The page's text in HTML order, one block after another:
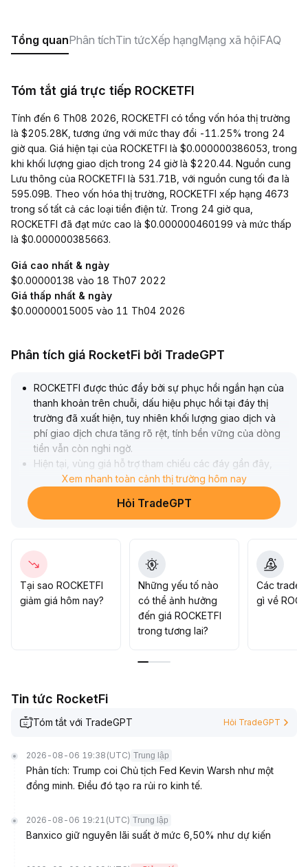
Tổng quanPhân tíchTin tứcXếp hạngMạng xã hộiFAQ
Tóm tắt giá trực tiếp ROCKETFI
Tính đến 6 Th08 2026, ROCKETFI có tổng vốn hóa thị trường
là $205.28K, tương ứng với mức thay đổi -11.25% trong 24
giờ qua. Giá hiện tại của ROCKETFI là $0.000000386053, trong
khi khối lượng giao dịch trong 24 giờ là $220.44. Nguồn cung
Lưu thông của ROCKETFI là 531.71B, với nguồn cung tối đa là
595.09B. Theo vốn hóa thị trường, ROCKETFI xếp hạng 4673
trong số tất cả các loại tiền điện tử. Trong 24 giờ qua,
ROCKETFI đã đạt mức cao là $0.000000460199 và mức thấp
là $0.000000385663.
Giá cao nhất & ngày
$0.00000138 vào 18 Th07 2022
Giá thấp nhất & ngày
$0.00000015005 vào 11 Th04 2026
Phân tích giá RocketFi bởi TradeGPT
ROCKETFI được thúc đẩy bởi sự phục hồi ngắn hạn của
thanh khoản trên chuỗi, dấu hiệu phục hồi tại đáy thị
trường đã xuất hiện, tuy nhiên khối lượng giao dịch và
phí giao dịch chưa tăng rõ rệt, tính bền vững của dòng
tiền vẫn còn nghi ngờ.
Hiện tại, vùng giá hỗ trợ tham chiếu các đáy gần đây,
mức phục hồi bị giới hạn bởi dòng tiền tăng thêm cũng
như xác nhận chu kỳ vĩ mô
Nhà đầu tư ngắn hạn nên chú ý đến sự gia tăng khối
Với danh mục trung và dài hạn, nên đợi khi hoạt động và
mức phí cùng hồi phục rồi mới tham gia
Xem nhanh toàn cảnh thị trường hôm nay
Hỏi TradeGPT
Tại sao ROCKETFI
giảm giá hôm nay?
Những yếu tố nào
có thể ảnh hưởng
đến giá ROCKETFI
trong tương lai?
Các trader
gì về
Tin tức RocketFi
Tóm tắt với TradeGPT Hỏi TradeGPT
2026-08-06 19:38 (UTC) Trung lập
Phân tích: Trump coi Chủ tịch Fed Kevin Warsh như một
đồng minh. Điều đó tạo ra rủi ro kinh tế.
2026-08-06 19:21 (UTC) Trung lập
Banxico giữ nguyên lãi suất ở mức 6,50% như dự kiến